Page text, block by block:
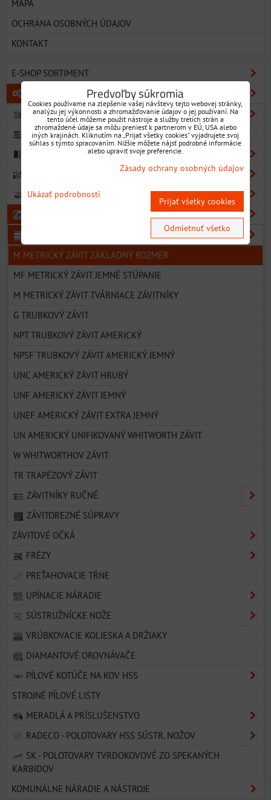
MAPA
OCHRANA OSOBNÝCH ÚDAJOV
KONTAKT
E-SHOP SORTIMENT
KOVOOBRÁBACIE NÁSTROJE
VRTÁKY
NAVRTÁVAKY
ZÁHLBNÍKY
M METRICKÝ ZÁVIT ZÁKLADNÝ ROZMER
MF METRICKÝ ZÁVIT JEMNÉ STÚPANIE
M METRICKÝ ZÁVIT TVÁRNIACE ZÁVITNÍKY
G TRUBKOVÝ ZÁVIT
NPT TRUBKOVÝ ZÁVIT AMERICKÝ
NPSF TRUBKOVÝ ZÁVIT AMERICKÝ JEMNÝ
UNC AMERICKÝ ZÁVIT HRUBÝ
UNF AMERICKÝ ZÁVIT JEMNÝ
UNEF AMERICKÝ ZÁVIT EXTRA JEMNÝ
UN AMERICKÝ UNIFIKOVANÝ WHITWORTH ZÁVIT
W WHITWORTHOV ZÁVIT
TR TRAPÉZOVÝ ZÁVIT
ZÁVITNÍKY RUČNÉ
ZÁVITOREZNÉ SÚPRAVY
ZÁVITOVÉ OČKÁ
FRÉZY
PREŤAHOVACIE TŔNE
UPÍNACIE NÁRADIE
SÚSTRUŽNÍCKE NOŽE
VRÚBKOVACIE KOLIESKA A DRŽIAKY
DIAMANTOVÉ OROVNÁVAČE
PÍLOVÉ KOTÚČE NA KOV HSS
STROJNÉ PÍLOVÉ LISTY
MERADLÁ A PRÍSLUŠENSTVO
RADECO - POLOTOVARY HSS SÚSTR. NOŽOV
SK - POLOTOVARY TVRDOKOVOVÉ ZO SPEKANÝCH
KARBIDOV
KOMUNÁLNE NÁRADIE A NÁSTROJE
Predvoľby súkromia
Cookies používame na zlepšenie vašej návštevy tejto webovej stránky,
analýzu jej výkonnosti a zhromažďovanie údajov o jej používaní. Na
tento účel môžeme použiť nástroje a služby tretích strán a
zhromaždené údaje sa môžu preniesť k partnerom v EÚ, USA alebo
iných krajinách. Kliknutím na „Prijať všetky cookies“ vyjadrujete svoj
súhlas s týmto spracovaním. Nižšie môžete nájsť podrobné informácie
alebo upraviť svoje preferencie.
Zásady ochrany osobných údajov
Ukázať podrobnosti
Prijať všetky cookies
Odmietnuť všetko